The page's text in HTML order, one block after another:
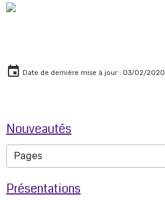
Date de dernière mise à jour : 03/02/2020
Nouveautés
Présentations